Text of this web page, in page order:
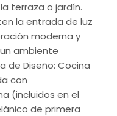
terraza o jardín.
la entrada de luz
moderna y
ambiente
de Diseño: Cocina
con
(incluidos en el
de primera